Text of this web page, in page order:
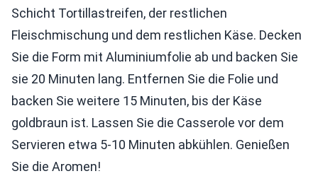
Schicht Tortillastreifen, der restlichen
Fleischmischung und dem restlichen Käse. Decken
Sie die Form mit Aluminiumfolie ab und backen Sie
sie 20 Minuten lang. Entfernen Sie die Folie und
backen Sie weitere 15 Minuten, bis der Käse
goldbraun ist. Lassen Sie die Casserole vor dem
Servieren etwa 5-10 Minuten abkühlen. Genießen
Sie die Aromen!